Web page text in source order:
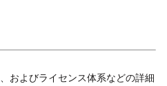
およびライセンス体系などの詳細